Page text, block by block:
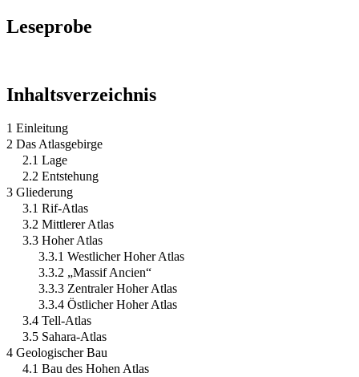
Leseprobe
Inhaltsverzeichnis
1 Einleitung
2 Das Atlasgebirge
2.1 Lage
2.2 Entstehung
3 Gliederung
3.1 Rif-Atlas
3.2 Mittlerer Atlas
3.3 Hoher Atlas
3.3.1 Westlicher Hoher Atlas
3.3.2 „Massif Ancien“
3.3.3 Zentraler Hoher Atlas
3.3.4 Östlicher Hoher Atlas
3.4 Tell-Atlas
3.5 Sahara-Atlas
4 Geologischer Bau
4.1 Bau des Hohen Atlas